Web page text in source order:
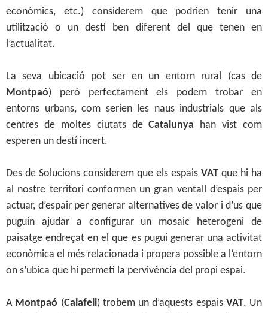
econòmics, etc.) considerem que podrien tenir una
utilització o un destí ben diferent del que tenen en
l’actualitat.
La seva ubicació pot ser en un entorn rural (cas de
Montpaó) però perfectament els podem trobar en
entorns urbans, com serien les naus industrials que als
centres de moltes ciutats deCatalunya han vist com
esperen un destí incert.
Des de Solucions considerem que els espais VAT que hi ha
al nostre territori conformen un gran ventall d’espais per
actuar, d’espair per generar alternatives de valor i d’us que
puguin ajudar a configurar un mosaic heterogeni de
paisatge endreçat en el que es pugui generar una activitat
econòmica el més relacionada i propera possible a l’entorn
on s’ubica que hi permeti la pervivència del propi espai.
A Montpaó (Calafell) trobem un d’aquests espais VAT. Un